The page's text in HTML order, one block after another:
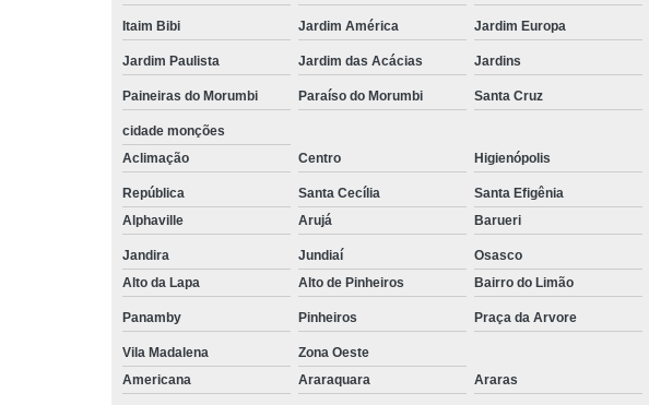
Itaim Bibi Jardim América Jardim Europa
Jardim Paulista Jardim das Acácias Jardins
Paineiras do Morumbi Paraíso do Morumbi Santa Cruz
cidade monções
Aclimação
Centro Higienópolis
República Santa Cecília
Santa Efigênia
Alphaville
Arujá Barueri
Jandira Jundiaí Osasco
Alto da Lapa
Alto de Pinheiros Bairro do Limão
Panamby Pinheiros Praça da Arvore
Vila Madalena
Zona Oeste
Americana
Araraquara Araras